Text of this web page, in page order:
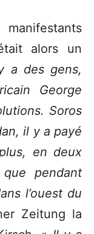
alors un
a des gens,
George
Soros
il y a payé
en deux
pendant
l’ouest du
Zeitung la